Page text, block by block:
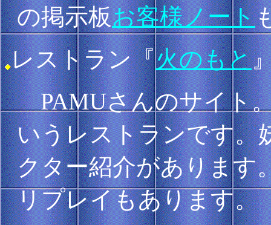
の掲示板お客様ノート
レストラン『火のもと
PAMUさんのサイト
いうレストランです。
クター紹介があります
リプレイもあります。